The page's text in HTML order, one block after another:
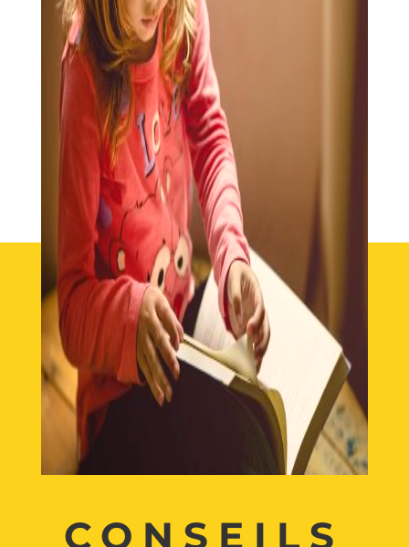
CONSEILS